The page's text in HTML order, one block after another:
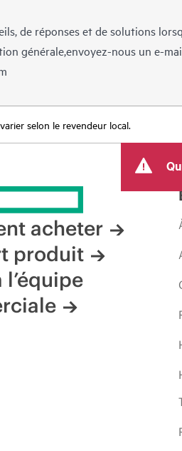
de réponses et de solutions
générale,envoyez-nous un e-
selon le revendeur local.
acheter
produit
l’équipe